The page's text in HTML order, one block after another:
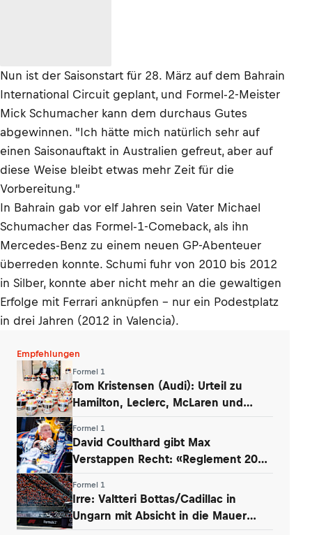
Nun ist der Saisonstart für 28. März auf dem Bahrain
International Circuit geplant, und Formel-2-Meister
Mick Schumacher kann dem durchaus Gutes
abgewinnen. "Ich hätte mich natürlich sehr auf
einen Saisonauftakt in Australien gefreut, aber auf
diese Weise bleibt etwas mehr Zeit für die
Vorbereitung."
In Bahrain gab vor elf Jahren sein Vater Michael
Schumacher das Formel-1-Comeback, als ihn
Mercedes-Benz zu einem neuen GP-Abenteuer
überreden konnte. Schumi fuhr von 2010 bis 2012
in Silber, konnte aber nicht mehr an die gewaltigen
Erfolge mit Ferrari anknüpfen – nur ein Podestplatz
in drei Jahren (2012 in Valencia).
Empfehlungen
Formel 1
Tom Kristensen (Audi): Urteil zu
Hamilton, Leclerc, McLaren und
Formel 1
David Coulthard gibt Max
Verstappen Recht: «Reglement 2026
Formel 1
Irre: Valtteri Bottas/Cadillac in
Ungarn mit Absicht in die Mauer